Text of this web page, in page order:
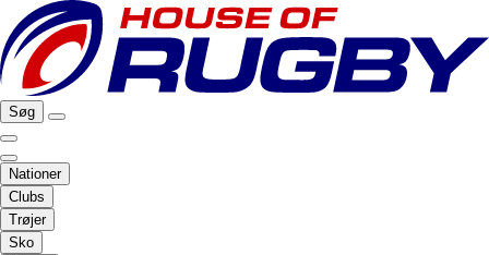
Søg
Nationer
Clubs
Trøjer
Sko